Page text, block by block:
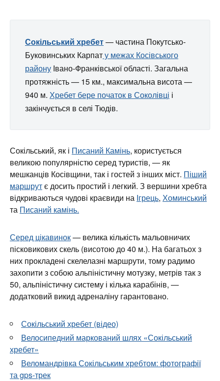
Сокільський хребет— частина Покутсько-
Буковинських Карпату межах Косівського
району Івано-Франківської області. Загальна
протяжність — 15 км., максимальна висота —
940 м. Хребет бере початок в Соколівці і
закінчується в селі Тюдів.
Сокільський, як і Писаний Камінь, користується
великою популярністю серед туристів, — як
мешканців Косівщини, так і гостей з інших міст. Піший
маршрутє досить простий і легкий. З вершини хребта
відкриваються чудові краєвиди на Ігрець, Хоминський
та Писаний камінь.
Серед цікавинок— велика кількість мальовничих
пісковикових скель (висотою до 40 м.). На багатьох з
них прокладені скелелазні маршрути, тому радимо
захопити з собою альпіністичну мотузку, метрів так з
50, альпіністичну систему і кілька карабінів, —
додатковий викид адреналіну гарантовано.
Сокільський хребет (відео)
Велосипедний маркований шлях «Сокільський
хребет»
Веломандрівка Сокільським хребтом: фотографії
та gps-трек